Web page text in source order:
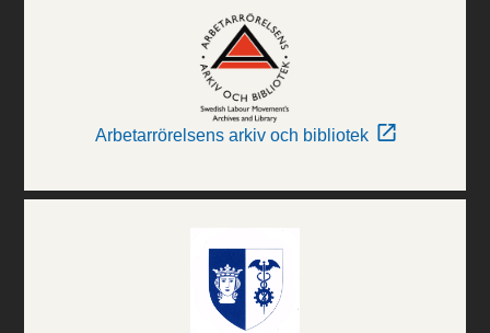
Arbetarrörelsens arkiv och bibliotek